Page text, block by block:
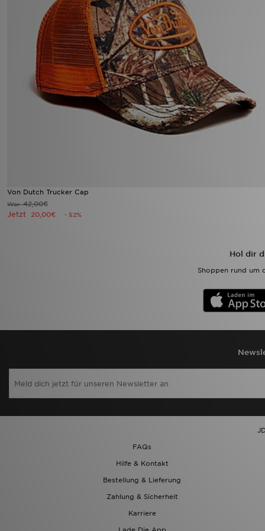
Von Dutch Trucker Cap
War42,00€
Jetzt 20,00€ - 52%
Hol dir
Shoppen rund um
FAQs
Hilfe & Kontakt
Bestellung & Lieferung
Zahlung & Sicherheit
Karriere